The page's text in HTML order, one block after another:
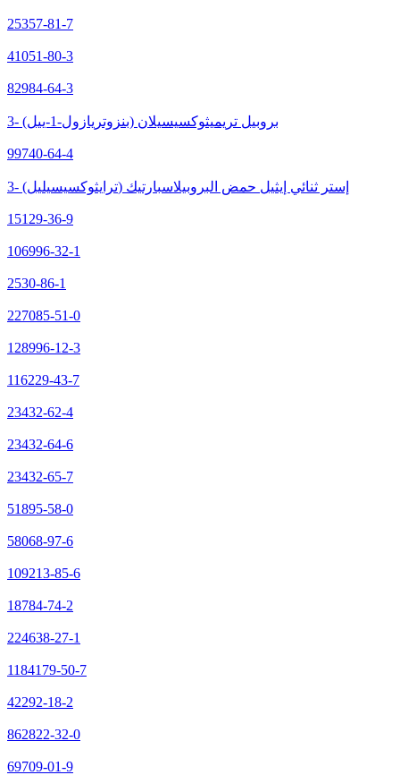
25357-81-7
41051-80-3
82984-64-3
3- (بنزوتريازول-1-ييل) بروبيل تريميثوكسيسيلان
99740-64-4
3- (ترايثوكسيسيليل) إستر ثنائي إيثيل حمض البروبيلاسبارتيك
15129-36-9
106996-32-1
2530-86-1
227085-51-0
128996-12-3
116229-43-7
23432-62-4
23432-64-6
23432-65-7
51895-58-0
58068-97-6
109213-85-6
18784-74-2
224638-27-1
1184179-50-7
42292-18-2
862822-32-0
69709-01-9